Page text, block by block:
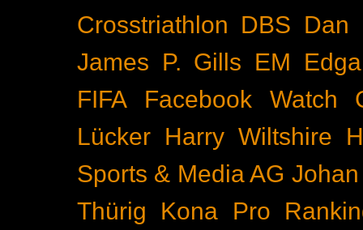
Crosstriathlon DBS Dan
James P. Gills EM
FIFA
Facebook Watch
Lücker Harry Wiltshire
Sports & Media AG
Thürig
Kona Pro